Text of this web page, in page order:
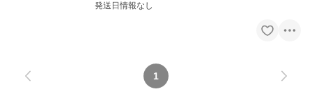
発送日情報なし
1